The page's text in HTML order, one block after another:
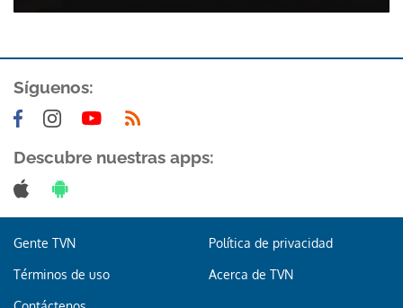
Síguenos:
Descubre nuestras apps:
Gente TVN Política de privacidad
Términos de uso Acerca de TVN